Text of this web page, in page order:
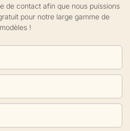
de contact afin que nous puissions
pour notre large gamme de
modèles !